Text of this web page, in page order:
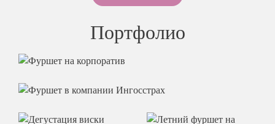
Портфолио